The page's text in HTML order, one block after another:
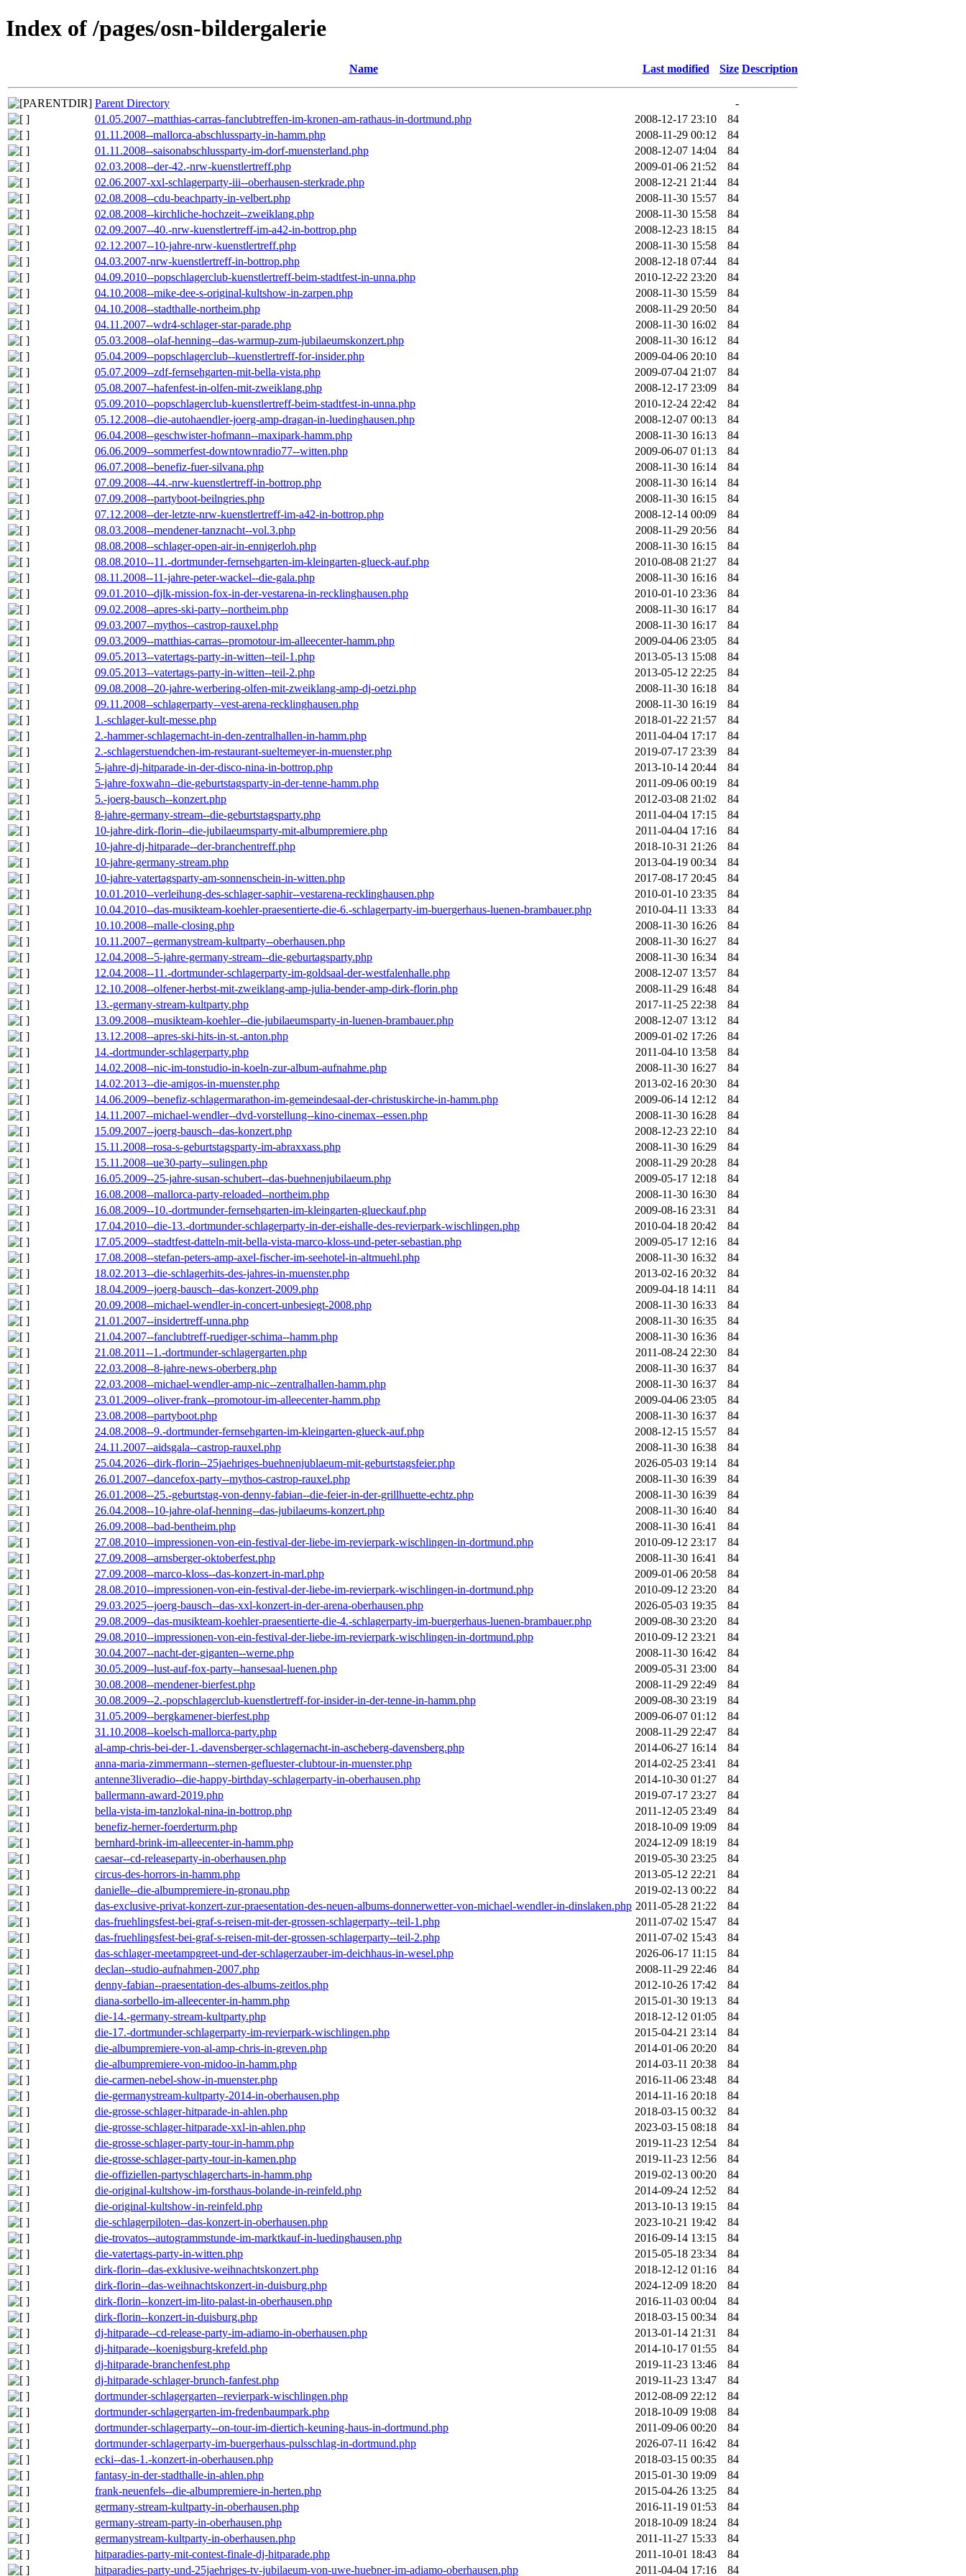
Index of /pages/osn-bildergalerie
Name Last modified Size Description
Parent Directory
-
01.05.2007--matthias-carras-fanclubtreffen-im-kronen-am-rathaus-in-dortmund.php
2008-12-17 23:10
84
01.11.2008--mallorca-abschlussparty-in-hamm.php
2008-11-29 00:12
84
01.11.2008--saisonabschlussparty-im-dorf-muensterland.php
2008-12-07 14:04
84
02.03.2008--der-42.-nrw-kuenstlertreff.php
2009-01-06 21:52
84
02.06.2007-xxl-schlagerparty-iii--oberhausen-sterkrade.php
2008-12-21 21:44
84
02.08.2008--cdu-beachparty-in-velbert.php
2008-11-30 15:57
84
02.08.2008--kirchliche-hochzeit--zweiklang.php
2008-11-30 15:58
84
02.09.2007--40.-nrw-kuenstlertreff-im-a42-in-bottrop.php
2008-12-23 18:15
84
02.12.2007--10-jahre-nrw-kuenstlertreff.php
2008-11-30 15:58
84
04.03.2007-nrw-kuenstlertreff-in-bottrop.php
2008-12-18 07:44
84
04.09.2010--popschlagerclub-kuenstlertreff-beim-stadtfest-in-unna.php
2010-12-22 23:20
84
04.10.2008--mike-dee-s-original-kultshow-in-zarpen.php
2008-11-30 15:59
84
04.10.2008--stadthalle-northeim.php
2008-11-29 20:50
84
04.11.2007--wdr4-schlager-star-parade.php
2008-11-30 16:02
84
05.03.2008--olaf-henning--das-warmup-zum-jubilaeumskonzert.php
2008-11-30 16:12
84
05.04.2009--popschlagerclub--kuenstlertreff-for-insider.php
2009-04-06 20:10
84
05.07.2009--zdf-fernsehgarten-mit-bella-vista.php
2009-07-04 21:07
84
05.08.2007--hafenfest-in-olfen-mit-zweiklang.php
2008-12-17 23:09
84
05.09.2010--popschlagerclub-kuenstlertreff-beim-stadtfest-in-unna.php
2010-12-24 22:42
84
05.12.2008--die-autohaendler-joerg-amp-dragan-in-luedinghausen.php
2008-12-07 00:13
84
06.04.2008--geschwister-hofmann--maxipark-hamm.php
2008-11-30 16:13
84
06.06.2009--sommerfest-downtownradio77--witten.php
2009-06-07 01:13
84
06.07.2008--benefiz-fuer-silvana.php
2008-11-30 16:14
84
07.09.2008--44.-nrw-kuenstlertreff-in-bottrop.php
2008-11-30 16:14
84
07.09.2008--partyboot-beilngries.php
2008-11-30 16:15
84
07.12.2008--der-letzte-nrw-kuenstlertreff-im-a42-in-bottrop.php
2008-12-14 00:09
84
08.03.2008--mendener-tanznacht--vol.3.php
2008-11-29 20:56
84
08.08.2008--schlager-open-air-in-ennigerloh.php
2008-11-30 16:15
84
08.08.2010--11.-dortmunder-fernsehgarten-im-kleingarten-glueck-auf.php
2010-08-08 21:27
84
08.11.2008--11-jahre-peter-wackel--die-gala.php
2008-11-30 16:16
84
09.01.2010--djlk-mission-fox-in-der-vestarena-in-recklinghausen.php
2010-01-10 23:36
84
09.02.2008--apres-ski-party--northeim.php
2008-11-30 16:17
84
09.03.2007--mythos--castrop-rauxel.php
2008-11-30 16:17
84
09.03.2009--matthias-carras--promotour-im-alleecenter-hamm.php
2009-04-06 23:05
84
09.05.2013--vatertags-party-in-witten--teil-1.php
2013-05-13 15:08
84
09.05.2013--vatertags-party-in-witten--teil-2.php
2013-05-12 22:25
84
09.08.2008--20-jahre-werbering-olfen-mit-zweiklang-amp-dj-oetzi.php
2008-11-30 16:18
84
09.11.2008--schlagerparty--vest-arena-recklinghausen.php
2008-11-30 16:19
84
1.-schlager-kult-messe.php
2018-01-22 21:57
84
2.-hammer-schlagernacht-in-den-zentralhallen-in-hamm.php
2011-04-04 17:17
84
2.-schlagerstuendchen-im-restaurant-sueltemeyer-in-muenster.php
2019-07-17 23:39
84
5-jahre-dj-hitparade-in-der-disco-nina-in-bottrop.php
2013-10-14 20:44
84
5-jahre-foxwahn--die-geburtstagsparty-in-der-tenne-hamm.php
2011-09-06 00:19
84
5.-joerg-bausch--konzert.php
2012-03-08 21:02
84
8-jahre-germany-stream--die-geburtstagsparty.php
2011-04-04 17:15
84
10-jahre-dirk-florin--die-jubilaeumsparty-mit-albumpremiere.php
2011-04-04 17:16
84
10-jahre-dj-hitparade--der-branchentreff.php
2018-10-31 21:26
84
10-jahre-germany-stream.php
2013-04-19 00:34
84
10-jahre-vatertagsparty-am-sonnenschein-in-witten.php
2017-08-17 20:45
84
10.01.2010--verleihung-des-schlager-saphir--vestarena-recklinghausen.php
2010-01-10 23:35
84
10.04.2010--das-musikteam-koehler-praesentierte-die-6.-schlagerparty-im-buergerhaus-luenen-brambauer.php
2010-04-11 13:33
84
10.10.2008--malle-closing.php
2008-11-30 16:26
84
10.11.2007--germanystream-kultparty--oberhausen.php
2008-11-30 16:27
84
12.04.2008--5-jahre-germany-stream--die-geburtagsparty.php
2008-11-30 16:34
84
12.04.2008--11.-dortmunder-schlagerparty-im-goldsaal-der-westfalenhalle.php
2008-12-07 13:57
84
12.10.2008--olfener-herbst-mit-zweiklang-amp-julia-bender-amp-dirk-florin.php
2008-11-29 16:48
84
13.-germany-stream-kultparty.php
2017-11-25 22:38
84
13.09.2008--musikteam-koehler--die-jubilaeumsparty-in-luenen-brambauer.php
2008-12-07 13:12
84
13.12.2008--apres-ski-hits-in-st.-anton.php
2009-01-02 17:26
84
14.-dortmunder-schlagerparty.php
2011-04-10 13:58
84
14.02.2008--nic-im-tonstudio-in-koeln-zur-album-aufnahme.php
2008-11-30 16:27
84
14.02.2013--die-amigos-in-muenster.php
2013-02-16 20:30
84
14.06.2009--benefiz-schlagermarathon-im-gemeindesaal-der-christuskirche-in-hamm.php
2009-06-14 12:12
84
14.11.2007--michael-wendler--dvd-vorstellung--kino-cinemax--essen.php
2008-11-30 16:28
84
15.09.2007--joerg-bausch--das-konzert.php
2008-12-23 22:10
84
15.11.2008--rosa-s-geburtstagsparty-im-abraxxass.php
2008-11-30 16:29
84
15.11.2008--ue30-party--sulingen.php
2008-11-29 20:28
84
16.05.2009--25-jahre-susan-schubert--das-buehnenjubilaeum.php
2009-05-17 12:18
84
16.08.2008--mallorca-party-reloaded--northeim.php
2008-11-30 16:30
84
16.08.2009--10.-dortmunder-fernsehgarten-im-kleingarten-glueckauf.php
2009-08-16 23:31
84
17.04.2010--die-13.-dortmunder-schlagerparty-in-der-eishalle-des-revierpark-wischlingen.php
2010-04-18 20:42
84
17.05.2009--stadtfest-datteln-mit-bella-vista-marco-kloss-und-peter-sebastian.php
2009-05-17 12:16
84
17.08.2008--stefan-peters-amp-axel-fischer-im-seehotel-in-altmuehl.php
2008-11-30 16:32
84
18.02.2013--die-schlagerhits-des-jahres-in-muenster.php
2013-02-16 20:32
84
18.04.2009--joerg-bausch--das-konzert-2009.php
2009-04-18 14:11
84
20.09.2008--michael-wendler-in-concert-unbesiegt-2008.php
2008-11-30 16:33
84
21.01.2007--insidertreff-unna.php
2008-11-30 16:35
84
21.04.2007--fanclubtreff-ruediger-schima--hamm.php
2008-11-30 16:36
84
21.08.2011--1.-dortmunder-schlagergarten.php
2011-08-24 22:30
84
22.03.2008--8-jahre-news-oberberg.php
2008-11-30 16:37
84
22.03.2008--michael-wendler-amp-nic--zentralhallen-hamm.php
2008-11-30 16:37
84
23.01.2009--oliver-frank--promotour-im-alleecenter-hamm.php
2009-04-06 23:05
84
23.08.2008--partyboot.php
2008-11-30 16:37
84
24.08.2008--9.-dortmunder-fernsehgarten-im-kleingarten-glueck-auf.php
2008-12-15 15:57
84
24.11.2007--aidsgala--castrop-rauxel.php
2008-11-30 16:38
84
25.04.2026--dirk-florin--25jaehriges-buehnenjublaeum-mit-geburtstagsfeier.php
2026-05-03 19:14
84
26.01.2007--dancefox-party--mythos-castrop-rauxel.php
2008-11-30 16:39
84
26.01.2008--25.-geburtstag-von-denny-fabian--die-feier-in-der-grillhuette-echtz.php
2008-11-30 16:39
84
26.04.2008--10-jahre-olaf-henning--das-jubilaeums-konzert.php
2008-11-30 16:40
84
26.09.2008--bad-bentheim.php
2008-11-30 16:41
84
27.08.2010--impressionen-von-ein-festival-der-liebe-im-revierpark-wischlingen-in-dortmund.php
2010-09-12 23:17
84
27.09.2008--arnsberger-oktoberfest.php
2008-11-30 16:41
84
27.09.2008--marco-kloss--das-konzert-in-marl.php
2009-01-06 20:58
84
28.08.2010--impressionen-von-ein-festival-der-liebe-im-revierpark-wischlingen-in-dortmund.php
2010-09-12 23:20
84
29.03.2025--joerg-bausch--das-xxl-konzert-in-der-arena-oberhausen.php
2026-05-03 19:35
84
29.08.2009--das-musikteam-koehler-praesentierte-die-4.-schlagerparty-im-buergerhaus-luenen-brambauer.php
2009-08-30 23:20
84
29.08.2010--impressionen-von-ein-festival-der-liebe-im-revierpark-wischlingen-in-dortmund.php
2010-09-12 23:21
84
30.04.2007--nacht-der-giganten--werne.php
2008-11-30 16:42
84
30.05.2009--lust-auf-fox-party--hansesaal-luenen.php
2009-05-31 23:00
84
30.08.2008--mendener-bierfest.php
2008-11-29 22:49
84
30.08.2009--2.-popschlagerclub-kuenstlertreff-for-insider-in-der-tenne-in-hamm.php
2009-08-30 23:19
84
31.05.2009--bergkamener-bierfest.php
2009-06-07 01:12
84
31.10.2008--koelsch-mallorca-party.php
2008-11-29 22:47
84
al-amp-chris-bei-der-1.-davensberger-schlagernacht-in-ascheberg-davensberg.php
2014-06-27 16:14
84
anna-maria-zimmermann--sternen-gefluester-clubtour-in-muenster.php
2014-02-25 23:41
84
antenne3liveradio--die-happy-birthday-schlagerparty-in-oberhausen.php
2014-10-30 01:27
84
ballermann-award-2019.php
2019-07-17 23:27
84
bella-vista-im-tanzlokal-nina-in-bottrop.php
2011-12-05 23:49
84
benefiz-herner-foerderturm.php
2018-10-09 19:09
84
bernhard-brink-im-alleecenter-in-hamm.php
2024-12-09 18:19
84
caesar--cd-releaseparty-in-oberhausen.php
2019-05-30 23:25
84
circus-des-horrors-in-hamm.php
2013-05-12 22:21
84
danielle--die-albumpremiere-in-gronau.php
2019-02-13 00:22
84
das-exclusive-privat-konzert-zur-praesentation-des-neuen-albums-donnerwetter-von-michael-wendler-in-dinslaken.php 2011-05-28 21:22
84
das-fruehlingsfest-bei-graf-s-reisen-mit-der-grossen-schlagerparty--teil-1.php
2011-07-02 15:47
84
das-fruehlingsfest-bei-graf-s-reisen-mit-der-grossen-schlagerparty--teil-2.php
2011-07-02 15:43
84
das-schlager-meetampgreet-und-der-schlagerzauber-im-deichhaus-in-wesel.php
2026-06-17 11:15
84
declan--studio-aufnahmen-2007.php
2008-11-29 22:46
84
denny-fabian--praesentation-des-albums-zeitlos.php
2012-10-26 17:42
84
diana-sorbello-im-alleecenter-in-hamm.php
2015-01-30 19:13
84
die-14.-germany-stream-kultparty.php
2018-12-12 01:05
84
die-17.-dortmunder-schlagerparty-im-revierpark-wischlingen.php
2015-04-21 23:14
84
die-albumpremiere-von-al-amp-chris-in-greven.php
2014-01-06 20:20
84
die-albumpremiere-von-midoo-in-hamm.php
2014-03-11 20:38
84
die-carmen-nebel-show-in-muenster.php
2016-11-06 23:48
84
die-germanystream-kultparty-2014-in-oberhausen.php
2014-11-16 20:18
84
die-grosse-schlager-hitparade-in-ahlen.php
2018-03-15 00:32
84
die-grosse-schlager-hitparade-xxl-in-ahlen.php
2023-03-15 08:18
84
die-grosse-schlager-party-tour-in-hamm.php
2019-11-23 12:54
84
die-grosse-schlager-party-tour-in-kamen.php
2019-11-23 12:56
84
die-offiziellen-partyschlagercharts-in-hamm.php
2019-02-13 00:20
84
die-original-kultshow-im-forsthaus-bolande-in-reinfeld.php
2014-09-24 12:52
84
die-original-kultshow-in-reinfeld.php
2013-10-13 19:15
84
die-schlagerpiloten--das-konzert-in-oberhausen.php
2023-10-21 19:42
84
die-trovatos--autogrammstunde-im-marktkauf-in-luedinghausen.php
2016-09-14 13:15
84
die-vatertags-party-in-witten.php
2015-05-18 23:34
84
dirk-florin--das-exklusive-weihnachtskonzert.php
2018-12-12 01:16
84
dirk-florin--das-weihnachtskonzert-in-duisburg.php
2024-12-09 18:20
84
dirk-florin--konzert-im-lito-palast-in-oberhausen.php
2016-11-03 00:04
84
dirk-florin--konzert-in-duisburg.php
2018-03-15 00:34
84
dj-hitparade--cd-release-party-im-adiamo-in-oberhausen.php
2013-01-14 21:31
84
dj-hitparade--koenigsburg-krefeld.php
2014-10-17 01:55
84
dj-hitparade-branchenfest.php
2019-11-23 13:46
84
dj-hitparade-schlager-brunch-fanfest.php
2019-11-23 13:47
84
dortmunder-schlagergarten--revierpark-wischlingen.php
2012-08-09 22:12
84
dortmunder-schlagergarten-im-fredenbaumpark.php
2018-10-09 19:08
84
dortmunder-schlagerparty--on-tour-im-diertich-keuning-haus-in-dortmund.php
2011-09-06 00:20
84
dortmunder-schlagerparty-im-buergerhaus-pulsschlag-in-dortmund.php
2026-07-11 16:42
84
ecki--das-1.-konzert-in-oberhausen.php
2018-03-15 00:35
84
fantasy-in-der-stadthalle-in-ahlen.php
2015-01-30 19:09
84
frank-neuenfels--die-albumpremiere-in-herten.php
2015-04-26 13:25
84
germany-stream-kultparty-in-oberhausen.php
2016-11-19 01:53
84
germany-stream-party-in-oberhausen.php
2018-10-09 18:24
84
germanystream-kultparty-in-oberhausen.php
2011-11-27 15:33
84
hitparadies-party-mit-contest-finale-dj-hitparade.php
2011-10-01 18:43
84
hitparadies-party-und-25jaehriges-tv-jubilaeum-von-uwe-huebner-im-adiamo-oberhausen.php
2011-04-04 17:16 84